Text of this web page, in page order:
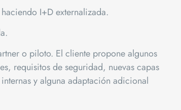
I+D externalizada.
o piloto. El cliente propone algunos
requisitos de seguridad, nuevas capas
y alguna adaptación adicional